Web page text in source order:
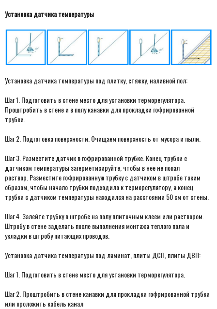
Установка датчика температуры
Установка датчика температуры под плитку, стяжку, наливной пол:
Шаг 1. Подготовить в стене место для установки терморегулятора.
Проштробить в стене и в полу канавки для прокладки гофрированной
трубки.
Шаг 2. Подготовка поверхности. Очищаем поверхность от мусора и пыли.
Шаг 3. Разместите датчик в гофрированной трубке. Конец трубки с
датчиком температуры загерметизируйте, чтобы в нее не попал
раствор. Разместите гофрированную трубку с датчиком в штробе таким
образом, чтобы начало трубки подходило к терморегулятору, а конец
трубки с датчиком температуры находился на расстоянии 50 см от стены.
Шаг 4. Залейте трубку в штробе на полу плиточным клеем или раствором.
Штробу в стене заделать после выполнения монтажа теплого пола и
укладки в штробу питающих проводов.
Установка датчика температуры под ламинат, плиты ДСП, плиты ДВП:
Шаг 1. Подготовить в стене место для установки терморегулятора.
Шаг 2. Проштробить в стене канавки для прокладки гофрированной трубки
или проложить кабель канал